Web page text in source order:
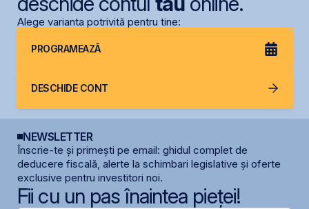
Alege varianta potrivită pentru tine:
PROGRAMEAZĂ
DESCHIDE CONT
NEWSLETTER
Înscrie-te și primești pe email: ghidul complet de
deducere fiscală, alerte la schimbari legislative și oferte
exclusive pentru investitori noi.
Fii cu un pas înaintea pieței!